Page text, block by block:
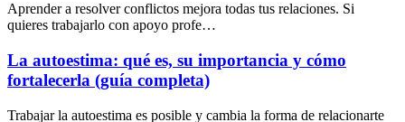
Aprender a resolver conflictos mejora todas tus relaciones. Si
quieres trabajarlo con apoyo profe…
La autoestima: qué es, su importancia y cómo
fortalecerla (guía completa)
Trabajar la autoestima es posible y cambia la forma de relacionarte